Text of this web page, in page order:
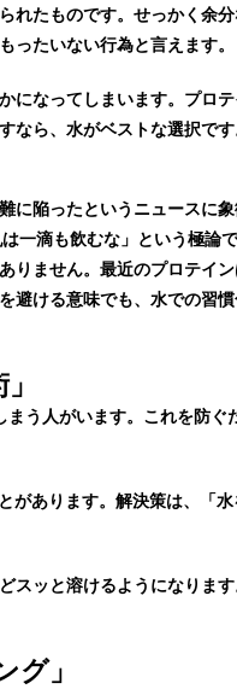
れたものです。せっかく余
たいない行為と言えます。
になってしまいます。プロ
なら、水がベストな選択で
に陥ったというニュースに
一滴も飲むな」という極論
りません。最近のプロテイ
避ける意味でも、水での習
う人がいます。これを防ぐ
があります。解決策は、「水
スッと溶けるようになりま
グ」